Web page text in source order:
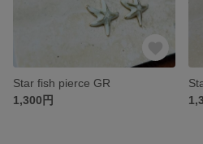
Star fish pierce GR
1,300円